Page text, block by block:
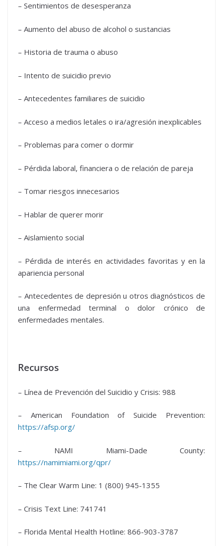
– Sentimientos de desesperanza
– Aumento del abuso de alcohol o sustancias
– Historia de trauma o abuso
– Intento de suicidio previo
– Antecedentes familiares de suicidio
– Acceso a medios letales o ira/agresión inexplicables
– Problemas para comer o dormir
– Pérdida laboral, financiera o de relación de pareja
– Tomar riesgos innecesarios
– Hablar de querer morir
– Aislamiento social
– Pérdida de interés en actividades favoritas y en la
apariencia personal
– Antecedentes de depresión u otros diagnósticos de
una enfermedad terminal o dolor crónico de
enfermedades mentales.
Recursos
– Línea de Prevención del Suicidio y Crisis: 988
– American Foundation of Suicide Prevention:
https://afsp.org/
– NAMI Miami-Dade County:
https://namimiami.org/qpr/
– The Clear Warm Line: 1 (800) 945-1355
– Crisis Text Line: 741741
– Florida Mental Health Hotline: 866-903-3787